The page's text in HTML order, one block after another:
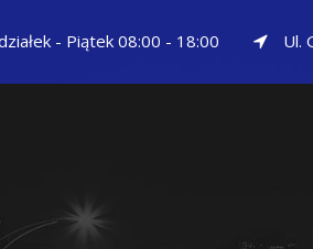
- Piątek 08:00 - 18:00 Ul.